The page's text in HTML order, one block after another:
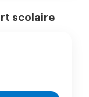
scolaire